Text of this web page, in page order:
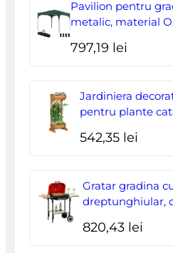
Pavilion pentru
metalic, material
2.95×2.95×2.55 m
797,19 lei
Jardiniera
pentru plante
542,35 lei
Gratar gradina
dreptunghiular,
820,43 lei